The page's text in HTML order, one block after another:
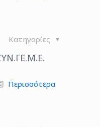
Κατηγορίες
Περισσότερα